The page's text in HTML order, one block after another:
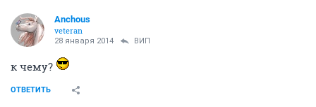
Аnchous
veteran
28 января 2014 ВИП
к чему?
ОТВЕТИТЬ